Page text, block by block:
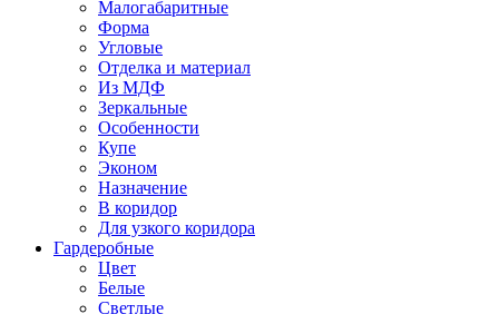
Малогабаритные
Форма
Угловые
Отделка и материал
Из МДФ
Зеркальные
Особенности
Купе
Эконом
Назначение
В коридор
Для узкого коридора
Гардеробные
Цвет
Белые
Светлые